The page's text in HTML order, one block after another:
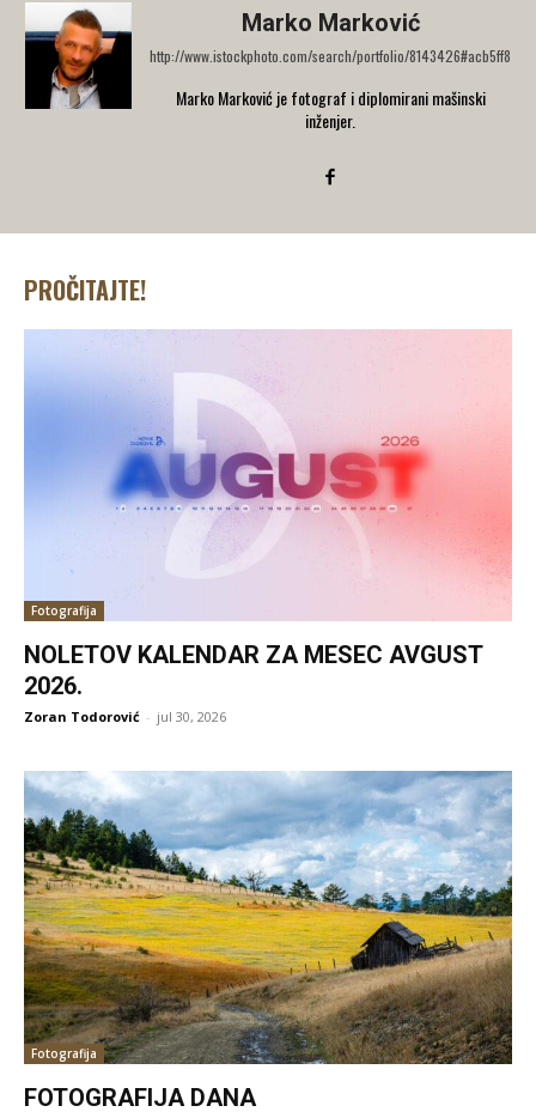
Marko Marković
http://www.istockphoto.com/search/portfolio/8143426#acb5ff8
Marko Marković je fotograf i diplomirani mašinski
inženjer.
PROČITAJTE!
Fotografija
NOLETOV KALENDAR ZA MESEC AVGUST
2026.
Zoran Todorović - jul 30, 2026
Fotografija
FOTOGRAFIJA DANA